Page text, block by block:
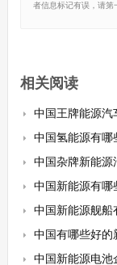
者信息标记有误，请第
相关阅读
中国王牌能源汽
中国氢能源有哪
中国杂牌新能源
中国新能源有哪
中国新能源舰船
中国有哪些好的
中国新能源电池